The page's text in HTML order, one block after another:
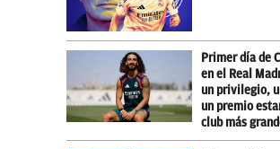
Primer día de
en el Real
un privilegio,
un premio
club más